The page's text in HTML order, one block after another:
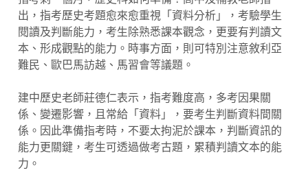
出，指考歷史考題愈來愈重視「資料分析」，考驗學生
閱讀及判斷能力，考生除熟悉課本觀念，更要有判讀文
本、形成觀點的能力。時事方面，則可特別注意敘利亞
難民、歐巴馬訪越、馬習會等議題。
建中歷史老師莊德仁表示，指考難度高，多考因果關
係、變遷影響，且常給「資料」，要考生判斷資料間關
係。因此準備指考時，不要太拘泥於課本，判斷資訊的
能力更關鍵，考生可透過做考古題，累積判讀文本的能
力。